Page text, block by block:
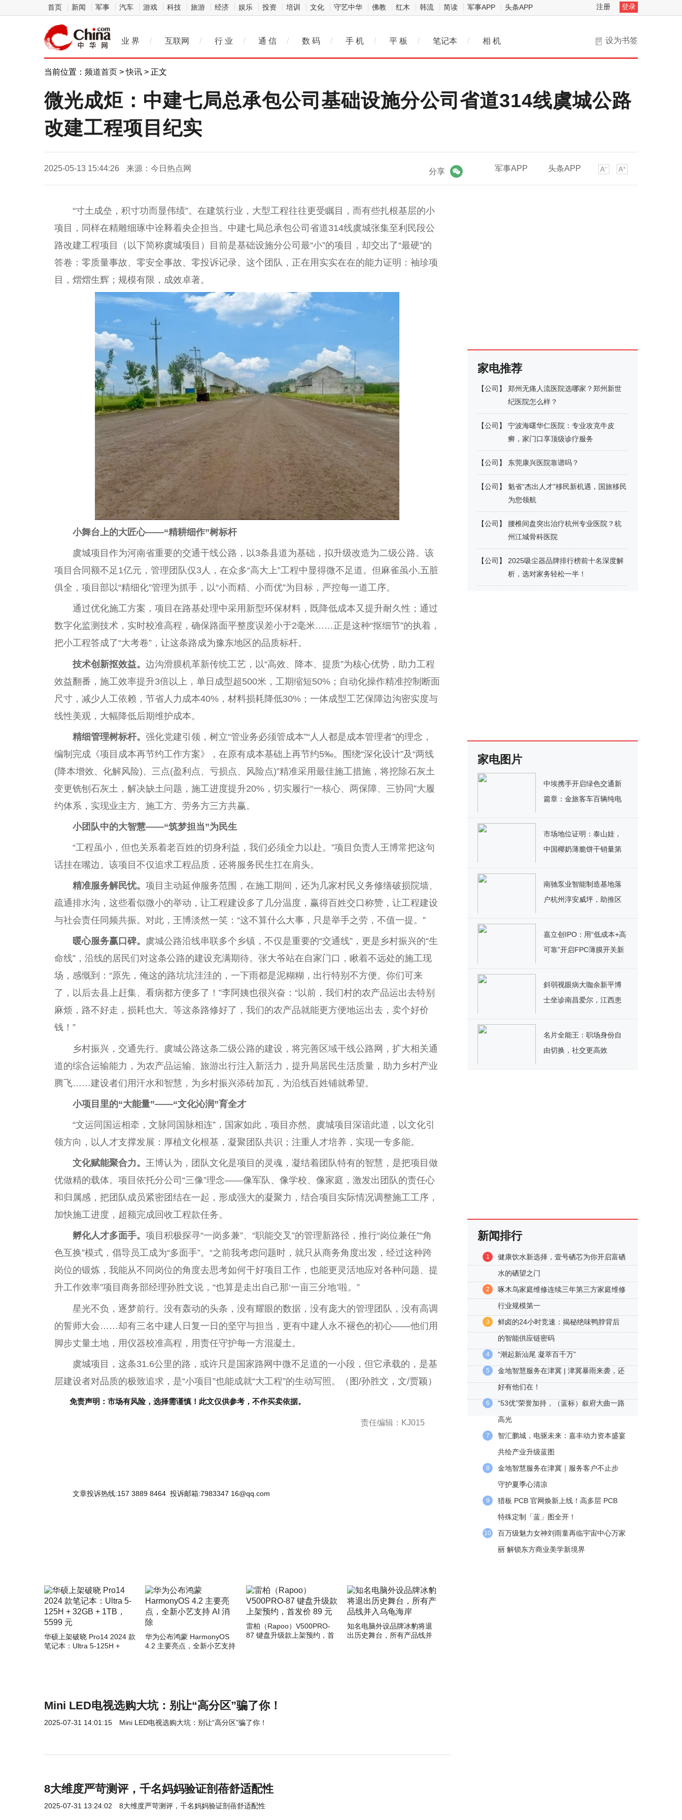
首页 新闻 军事 汽车 游戏 科技 旅游 经济 娱乐 投资 培训 文化 守艺中华 佛教 红木 韩流 简读 军事APP 头条APP 注册 登录
设为书签
业 界 / 互联网 / 行 业 / 通 信 / 数 码 / 手 机 / 平 板 / 笔记本 / 相 机
当前位置： 频道首页 >快讯 > 正文
微光成炬：中建七局总承包公司基础设施分公司省道314线虞城公路
改建工程项目纪实
2025-05-13 15:44:26 来源：今日热点网 军事APP 头条APP
分享
“寸土成垒，积寸功而显伟绩”。在建筑行业，大型工程往往更受瞩目，而有些扎根基层的小
项目，同样在精雕细琢中诠释着央企担当。中建七局总承包公司省道314线虞城张集至利民段公
路改建工程项目（以下简称虞城项目）目前是基础设施分公司最“小”的项目，却交出了“最硬”的
答卷：零质量事故、零安全事故、零投诉记录。这个团队，正在用实实在在的能力证明：袖珍项
目，熠熠生辉；规模有限，成效卓著。
小舞台上的大匠心——“精耕细作”树标杆
虞城项目作为河南省重要的交通干线公路，以3条县道为基础，拟升级改造为二级公路。该
项目合同额不足1亿元，管理团队仅3人，在众多“高大上”工程中显得微不足道。但麻雀虽小,五脏
俱全，项目部以“精细化”管理为抓手，以“小而精、小而优”为目标，严控每一道工序。
通过优化施工方案，项目在路基处理中采用新型环保材料，既降低成本又提升耐久性；通过
数字化监测技术，实时校准高程，确保路面平整度误差小于2毫米……正是这种“抠细节”的执着，
把小工程答成了“大考卷”，让这条路成为豫东地区的品质标杆。
技术创新抠效益。 边沟滑膜机革新传统工艺，以“高效、降本、提质”为核心优势，助力工程
效益翻番，施工效率提升3倍以上，单日成型超500米，工期缩短50%；自动化操作精准控制断面
尺寸，减少人工依赖，节省人力成本40%，材料损耗降低30%；一体成型工艺保障边沟密实度与
线性美观，大幅降低后期维护成本。
精细管理树标杆。 强化党建引领，树立“管业务必须管成本”“人人都是成本管理者”的理念，
编制完成《项目成本再节约工作方案》，在原有成本基础上再节约5‰。围绕“深化设计”及“两线
(降本增效、化解风险)、三点(盈利点、亏损点、风险点)”精准采用最佳施工措施，将挖除石灰土
变更铣刨石灰土，解决缺土问题，施工进度提升20%，切实履行“一核心、两保障、三协同”大履
约体系，实现业主方、施工方、劳务方三方共赢。
小团队中的大智慧——“筑梦担当”为民生
“工程虽小，但也关系着老百姓的切身利益，我们必须全力以赴。”项目负责人王博常把这句
话挂在嘴边。该项目不仅追求工程品质，还将服务民生扛在肩头。
精准服务解民忧。 项目主动延伸服务范围，在施工期间，还为几家村民义务修缮破损院墙、
疏通排水沟，这些看似微小的举动，让工程建设多了几分温度，赢得百姓交口称赞，让工程建设
与社会责任同频共振。对此，王博淡然一笑：“这不算什么大事，只是举手之劳，不值一提。”
暖心服务赢口碑。 虞城公路沿线串联多个乡镇，不仅是重要的“交通线”，更是乡村振兴的“生
命线”，沿线的居民们对这条公路的建设充满期待。张大爷站在自家门口，瞅着不远处的施工现
场，感慨到：“原先，俺这的路坑坑洼洼的，一下雨都是泥糊糊，出行特别不方便。你们可来
了，以后去县上赶集、看病都方便多了！”李阿姨也很兴奋：“以前，我们村的农产品运出去特别
麻烦，路不好走，损耗也大。等这条路修好了，我们的农产品就能更方便地运出去，卖个好价
钱！”
乡村振兴，交通先行。虞城公路这条二级公路的建设，将完善区域干线公路网，扩大相关通
道的综合运输能力，为农产品运输、旅游出行注入新活力，提升局居民生活质量，助力乡村产业
腾飞……建设者们用汗水和智慧，为乡村振兴添砖加瓦，为沿线百姓铺就希望。
小项目里的“大能量”——“文化沁润”育全才
“文运同国运相牵，文脉同国脉相连”，国家如此，项目亦然。虞城项目深谙此道，以文化引
领方向，以人才支撑发展：厚植文化根基，凝聚团队共识；注重人才培养，实现一专多能。
文化赋能聚合力。 王博认为，团队文化是项目的灵魂，凝结着团队特有的智慧，是把项目做
优做精的载体。项目依托分公司“三像”理念——像军队、像学校、像家庭，激发出团队的责任心
和归属感，把团队成员紧密团结在一起，形成强大的凝聚力，结合项目实际情况调整施工工序，
加快施工进度，超额完成回收工程款任务。
孵化人才多面手。 项目积极探寻“一岗多兼”、“职能交叉”的管理新路径，推行“岗位兼任”“角
色互换”模式，倡导员工成为“多面手”。“之前我考虑问题时，就只从商务角度出发，经过这种跨
岗位的锻炼，我能从不同岗位的角度去思考如何干好项目工作，也能更灵活地应对各种问题、提
升工作效率”项目商务部经理孙胜文说，“也算是走出自己那‘一亩三分地’啦。”
星光不负，逐梦前行。没有轰动的头条，没有耀眼的数据，没有庞大的管理团队，没有高调
的誓师大会……却有三名中建人日复一日的坚守与担当，更有中建人永不褪色的初心——他们用
脚步丈量土地，用仪器校准高程，用责任守护每一方混凝土。
虞城项目，这条31.6公里的路，或许只是国家路网中微不足道的一小段，但它承载的，是基
层建设者对品质的极致追求，是“小项目”也能成就“大工程”的生动写照。（图/孙胜文，文/贾颖）
免责声明：市场有风险，选择需谨慎！此文仅供参考，不作买卖依据。
责任编辑：KJ015
文章投诉热线:157 3889 8464 投诉邮箱:7983347 16@qq.com
华硕上架破晓 Pro14 2024 款
笔记本：Ultra 5-125H +
华为公布鸿蒙 HarmonyOS
4.2 主要亮点，全新小艺支持
雷柏（Rapoo）V500PRO-
87 键盘升级款上架预约，首
知名电脑外设品牌冰豹将退
出历史舞台，所有产品线并
Mini LED电视选购大坑：别让“高分区”骗了你！
2025-07-31 14:01:15 Mini LED电视选购大坑：别让“高分区”骗了你！
8大维度严苛测评，千名妈妈验证剖蓓舒适配性
2025-07-31 13:24:02 8大维度严苛测评，千名妈妈验证剖蓓舒适配性
家电推荐
【公司 】
郑州无痛人流医院选哪家？郑州新世
纪医院怎么样？
【公司 】
宁波海曙华仁医院：专业攻克牛皮
癣，家门口享顶级诊疗服务
【公司 】 东莞康兴医院靠谱吗？
【公司 】
魁省“杰出人才”移民新机遇，国旅移民
为您领航
【公司 】
腰椎间盘突出治疗杭州专业医院？杭
州江城骨科医院
【公司 】
2025吸尘器品牌排行榜前十名深度解
析，选对家务轻松一半！
家电图片
中埃携手开启绿色交通新
篇章：金旅客车百辆纯电
市场地位证明：泰山娃，
中国椰奶薄脆饼干销量第
南驰泵业智能制造基地落
户杭州淳安威坪，助推区
嘉立创IPO：用“低成本+高
可靠”开启FPC薄膜开关新
斜弱视眼病大咖余新平博
士坐诊南昌爱尔，江西患
名片全能王：职场身份自
由切换，社交更高效
新闻排行
1
健康饮水新选择，壹号硒芯为你开启富硒
水的硒望之门
2
啄木鸟家庭维修连续三年第三方家庭维修
行业规模第一
3
鲜卤的24小时竞速：揭秘绝味鸭脖背后
的智能供应链密码
4 “潮起新汕尾 凝萃百千万”
5
金地智慧服务在津冀 | 津冀暴雨来袭，还
好有他们在！
6
“53优”荣誉加持，（蓝标）叙府大曲一路
高光
7
智汇鹏城，电驱未来：嘉丰动力资本盛宴
共绘产业升级蓝图
8
金地智慧服务在津冀｜服务客户不止步
守护夏季心清凉
9
猎板 PCB 官网焕新上线！高多层 PCB
特殊定制「蓝」图全开！
10
百万级魅力女神刘雨童再临宇宙中心万家
丽 解锁东方商业美学新境界